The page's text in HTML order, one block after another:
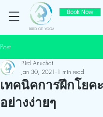
Book Now
Post
เทคนิคการฝึกโย
อย่างง่ายๆ
Bird Anuchat
Jan 30, 2021 1 min read